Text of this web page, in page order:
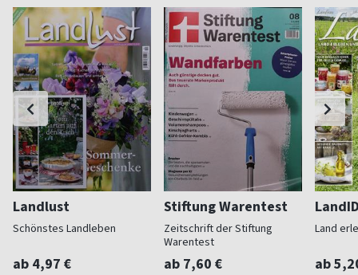
Landlust
Schönstes Landleben
ab 4,97 €
Stiftung Warentest
Zeitschrift der Stiftung
Warentest
ab 7,60 €
Land
ab